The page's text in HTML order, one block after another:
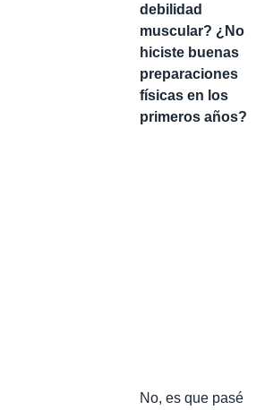
debilidad
muscular? ¿No
hiciste buenas
preparaciones
físicas en los
primeros años?
No, es que pasé